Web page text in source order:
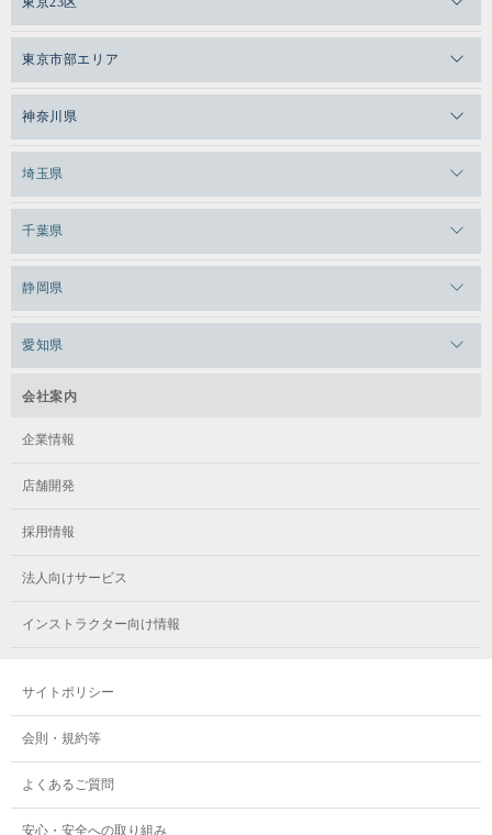
ジュニア3
料金
ジュニア1・2
小学生～
8,080円（税込8,888円）
ジュニア3
小学生～
9,900円（税込10,890円）
低学年～小学生（紫帯以上）
水 / 18:00～19:00
ジュニア / 大人
小学5年生～ ※大人クラスと合同となります。
土 / 18:00～19:00
料金
キッズ空手
年長～
ビギナー
料金
キッズバレエ
年長～小学6年生
8,080円（税込8,888円）
※ご入会時に、レオタード・バレエシューズ・バレエタイツをご購入い
小学1年生～3年生（初心者）
火 / 16:45～17:45
ベーシック
火 / 18:45～19:45
料金
メガロスルフレ恵比寿
メガロス日比谷シャンテ
メガロス白金台
メガロス田端
メガロスキッズ錦糸町
メガロス葛飾
東京市部エリア
メガロス三鷹
メガロスルフレ三鷹
メガロス武蔵小金井
メガロスルフレ武蔵小金井
メガロス玉川学園テニススクール
メガロス東小金井学童クラブ
神奈川県
メガロス上永谷
メガロスルフレ上永谷
メガロス神奈川
メガロス日吉
メガロス綱島
メガロスルフレ綱島
メガロス市ヶ尾
メガロス鷺沼
メガロスルフレ鷺沼
メガロス相模大野
メガロス大和
埼玉県
メガロスルフレ草加
千葉県
メガロス本八幡
静岡県
愛知県
メガロステラッセ納屋橋
メガロス千種
会社案内
企業情報
店舗開発
採用情報
法人向けサービス
インストラクター向け情報
サイトポリシー
会則・規約等
よくあるご質問
安心・安全への取り組み